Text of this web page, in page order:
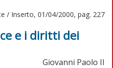
/ Inserto, 01/04/2000, pag. 227
e i diritti dei
Giovanni Paolo II